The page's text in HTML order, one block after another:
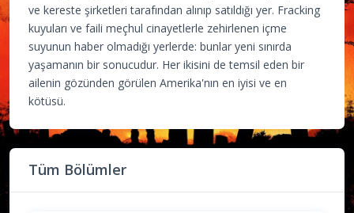
ve kereste şirketleri tarafından alınıp satıldığı yer. Fracking
kuyuları ve faili meçhul cinayetlerle zehirlenen içme
suyunun haber olmadığı yerlerde: bunlar yeni sınırda
yaşamanın bir sonucudur. Her ikisini de temsil eden bir
ailenin gözünden görülen Amerika'nın en iyisi ve en
kötüsü.
Tüm Bölümler